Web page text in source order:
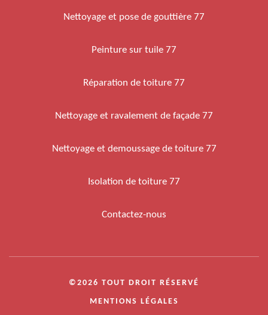
Nettoyage et pose de gouttière 77
Peinture sur tuile 77
Réparation de toiture 77
Nettoyage et ravalement de façade 77
Nettoyage et demoussage de toiture 77
Isolation de toiture 77
Contactez-nous
©2026 TOUT DROIT RÉSERVÉ
MENTIONS LÉGALES